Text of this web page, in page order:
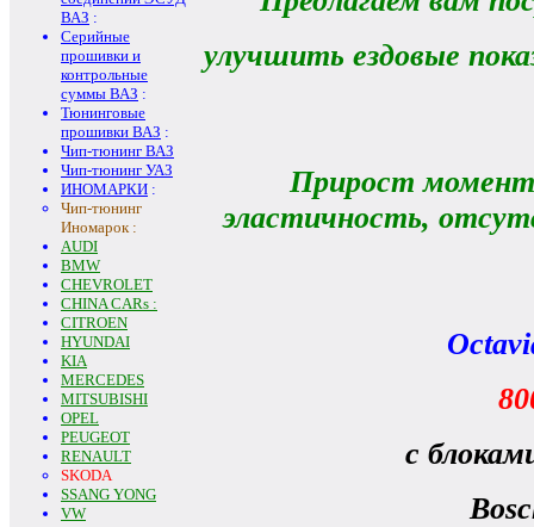
ВАЗ :
Серийные
прошивки и
контрольные
суммы ВАЗ :
Тюнинговые
прошивки ВАЗ :
Чип-тюнинг ВАЗ
Чип-тюнинг УАЗ
ИНОМАРКИ :
Чип-тюнинг
Иномарок :
AUDI
BMW
CHEVROLET
CHINA CARs :
CITROEN
HYUNDAI
KIA
MERCEDES
MITSUBISHI
OPEL
PEUGEOT
RENAULT
SKODA
SSANG YONG
VW
улучшить ездовые
Прирост
эластичность,
с